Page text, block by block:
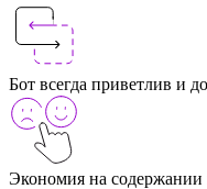
Бот всегда приветлив и
Экономия на содержании